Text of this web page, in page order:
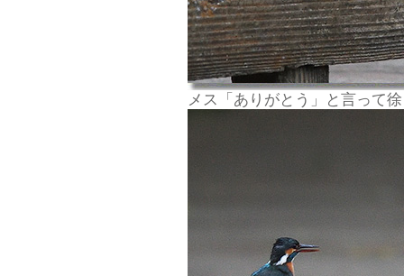
メス「ありがとう」と言って